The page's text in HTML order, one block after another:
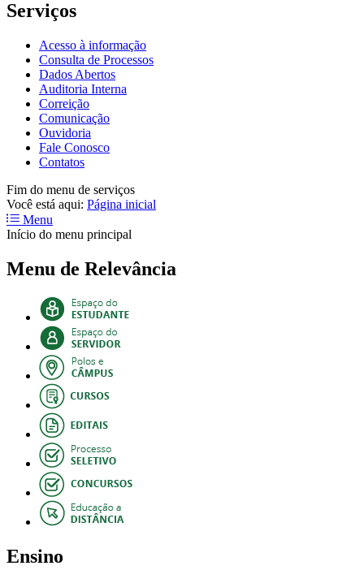
Serviços
Acesso à informação
Consulta de Processos
Dados Abertos
Auditoria Interna
Correição
Comunicação
Ouvidoria
Fale Conosco
Contatos
Fim do menu de serviços
Você está aqui: Página inicial
Menu
Início do menu principal
Menu de Relevância
Ensino